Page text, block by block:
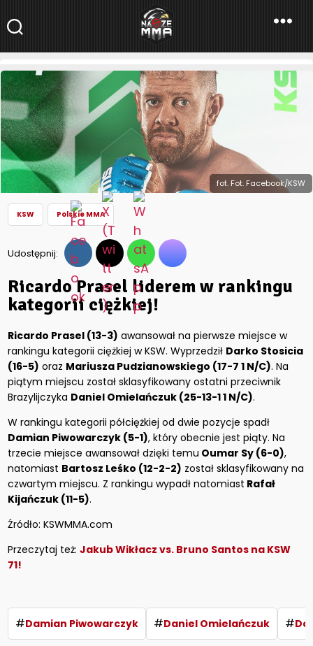
NaszeMMA
NaszeMMA.pl»Aktualności»Polskie MMA»KSW»Ricardo Prasel
liderem w rankingu kategorii ciężkiej!
fot. Fot. Facebook/KSW
KSW Polskie MMA
Udostępnij:
Ricardo Prasel liderem w rankingu
kategorii ciężkiej!
Ricardo Prasel (13-3) awansował na pierwsze miejsce w
rankingu kategorii ciężkiej w KSW. Wyprzedził Darko Stosicia
(16-5) oraz Mariusza Pudzianowskiego (17-7 1 N/C). Na
piątym miejscu został sklasyfikowany ostatni przeciwnik
Brazylijczyka Daniel Omielańczuk (25-13-1 1 N/C).
W rankingu kategorii półciężkiej od dwie pozycje spadł
Damian Piwowarczyk (5-1), który obecnie jest piąty. Na
trzecie miejsce awansował dzięki temu Oumar Sy (6-0),
natomiast Bartosz Leśko (12-2-2) został sklasyfikowany na
czwartym miejscu. Z rankingu wypadł natomiast Rafał
Kijańczuk (11-5).
Źródło: KSWMMA.com
Przeczytaj też:Jakub Wikłacz vs. Bruno Santos na KSW
71!
#Damian Piwowarczyk #Daniel Omielańczuk #